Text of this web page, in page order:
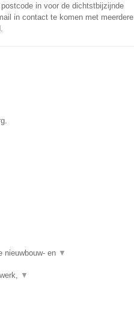
in voor de dichtstbijzijnde
in contact te komen met meerdere
nieuwbouw- en ▼
▼